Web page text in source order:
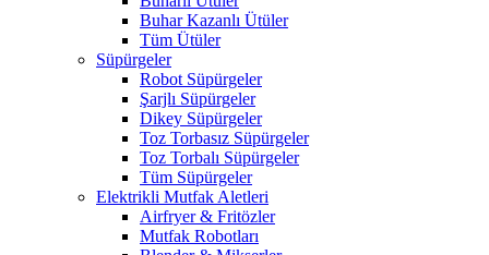
Buhar Kazanlı Ütüler
Tüm Ütüler
Süpürgeler
Robot Süpürgeler
Şarjlı Süpürgeler
Dikey Süpürgeler
Toz Torbasız Süpürgeler
Toz Torbalı Süpürgeler
Tüm Süpürgeler
Elektrikli Mutfak Aletleri
Airfryer & Fritözler
Mutfak Robotları